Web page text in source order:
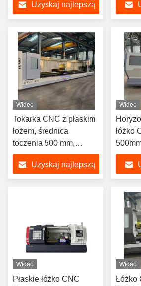
3000mmUzyskaj najlepszą
Wideo
Tokarka CNC z płaskim
łożem, średnica
toczenia 500 mm,
długość obrabianego
przedmiotu 1500 mm
Uzyskaj najlepszą
Wideo
łóżko
Wideo
Płaskie łóżko CNC
Wideo
Łóżko